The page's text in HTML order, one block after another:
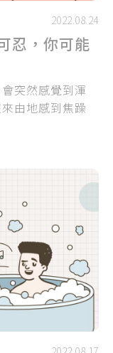
2022.08.24
忍，你可能
突然感覺到渾
由地感到焦躁